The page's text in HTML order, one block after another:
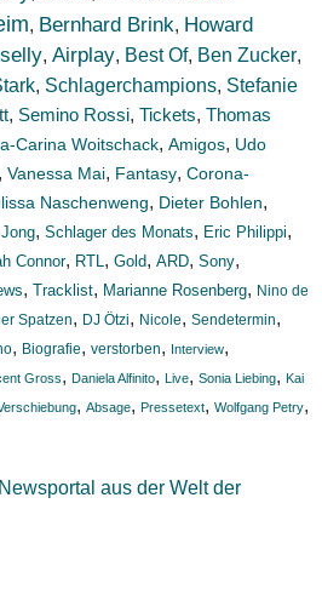
, Bernhard Brink, Howard
, Airplay, Best Of, Ben Zucker,
, Schlagerchampions, Stefanie
, Semino Rossi, Tickets, Thomas
Carina Woitschack, Amigos, Udo
, Vanessa Mai, Fantasy, Corona-
Naschenweng, Dieter Bohlen,
, Schlager des Monats, Eric Philippi,
Connor, RTL , Gold, ARD, Sony,
, Tracklist, Marianne Rosenberg, Nino de
Spatzen, DJ Ötzi, Nicole, Sendetermin,
, Biografie, verstorben, Interview,
Gross, Daniela Alfinito, Live, Sonia Liebing, Kai
, Absage, Pressetext, Wolfgang Petry,